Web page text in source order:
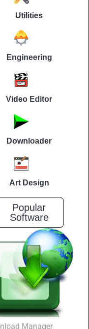
Utilities
Engineering
Video Editor
Downloader
Art Design
Popular
Software
Manager